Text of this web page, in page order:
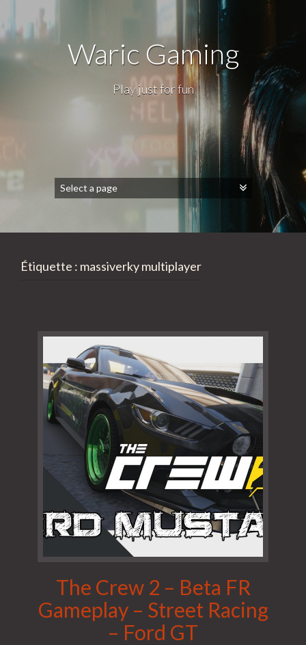
Waric Gaming
Play just for fun
Étiquette : massiverky multiplayer
The Crew 2 – Beta FR
Gameplay – Street Racing
– Ford GT